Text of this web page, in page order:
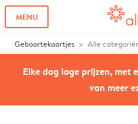
MENU
Geboortekaartjes Alle
Elke dag lage prijzen, met
van meer